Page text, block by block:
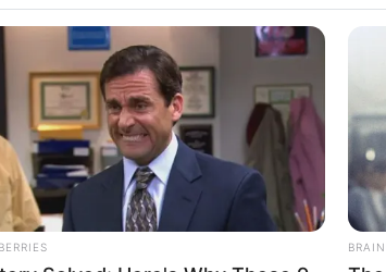
Bisa